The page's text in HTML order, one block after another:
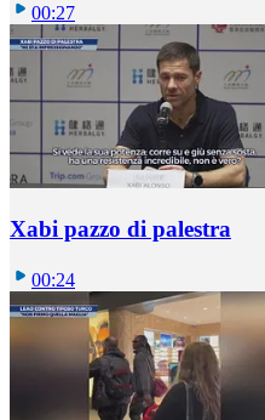
00:27
Xabi pazzo di palestra
00:24